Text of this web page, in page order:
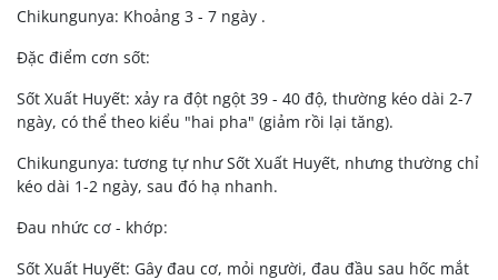
Chikungunya: Khoảng 3 - 7 ngày .
Đặc điểm cơn sốt:
Sốt Xuất Huyết: xảy ra đột ngột 39 - 40 độ, thường kéo dài 2-7
ngày, có thể theo kiểu "hai pha" (giảm rồi lại tăng).
Chikungunya: tương tự như Sốt Xuất Huyết, nhưng thường chỉ
kéo dài 1-2 ngày, sau đó hạ nhanh.
Đau nhức cơ - khớp:
Sốt Xuất Huyết: Gây đau cơ, mỏi người, đau đầu sau hốc mắt